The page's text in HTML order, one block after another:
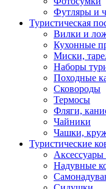
Футляры и
Туристическая
Вилки и
Кухонные
Миски,
Наборы
Походные
Сковороды
Термосы
Фляги,
Чайники
Чашки,
Туристические
Надувные